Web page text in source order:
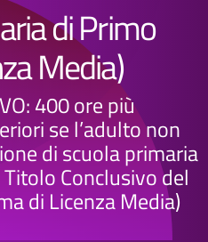
di Primo
Media)
400 ore più
se l’adulto non
di scuola primaria
Conclusivo del
di Licenza Media)